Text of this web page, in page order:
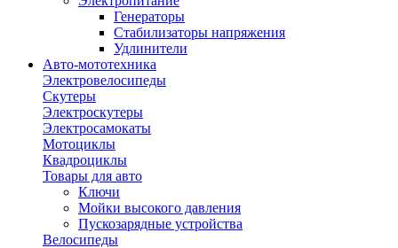
Генераторы
Стабилизаторы напряжения
Удлинители
Авто-мототехника
Электровелосипеды
Скутеры
Электроскутеры
Электросамокаты
Мотоциклы
Квадроциклы
Товары для авто
Ключи
Мойки высокого давления
Пускозарядные устройства
Велосипеды